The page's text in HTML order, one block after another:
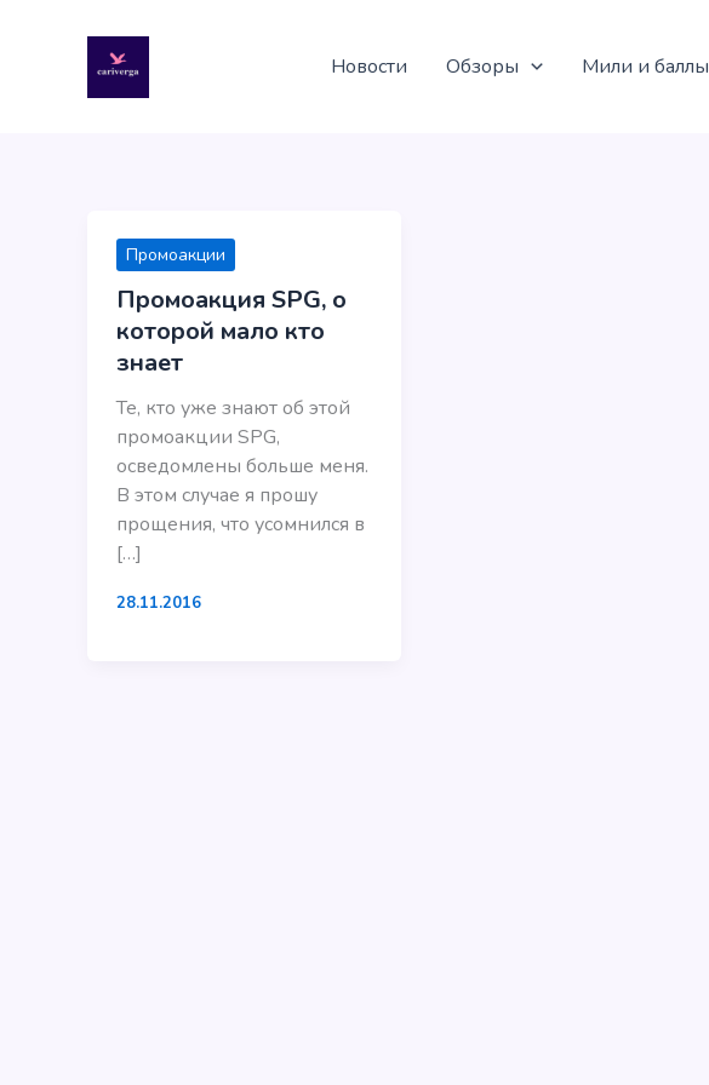
содержимому
Новости Обзоры Мили и баллы
Промоакции
Промоакция SPG, о
которой мало кто
знает
Те, кто уже знают об этой
промоакции SPG,
осведомлены больше меня.
В этом случае я прошу
прощения, что усомнился в
[…]
28.11.2016